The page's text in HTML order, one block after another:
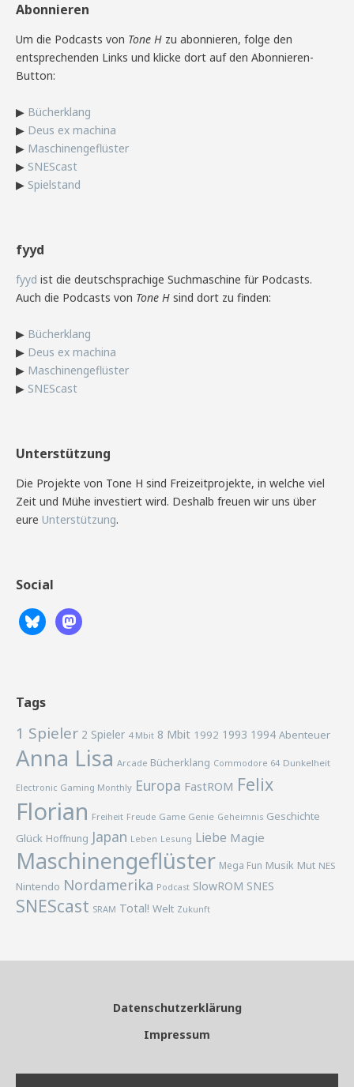
Abonnieren
Um die Podcasts von Tone H zu abonnieren, folge den
entsprechenden Links und klicke dort auf den Abonnieren-
Button:
▶ Bücherklang
▶ Deus ex machina
▶ Maschinengeflüster
▶ SNEScast
▶ Spielstand
fyyd
fyyd ist die deutschsprachige Suchmaschine für Podcasts.
Auch die Podcasts von Tone H sind dort zu finden:
▶ Bücherklang
▶ Deus ex machina
▶ Maschinengeflüster
▶ SNEScast
Unterstützung
Die Projekte von Tone H sind Freizeitprojekte, in welche viel
Zeit und Mühe investiert wird. Deshalb freuen wir uns über
eure Unterstützung.
Social
Tags
1 Spieler 2 Spieler 4 Mbit 8 Mbit 1992 1993 1994 Abenteuer
Anna Lisa Arcade Bücherklang Commodore 64 Dunkelheit
Electronic Gaming Monthly Europa FastROM Felix
Florian Freiheit Freude Game Genie Geheimnis Geschichte
Glück Hoffnung Japan Leben Lesung Liebe Magie
Maschinengeflüster Mega Fun Musik Mut NES
Nintendo Nordamerika Podcast SlowROM SNES
SNEScast SRAM Total! Welt Zukunft
Datenschutzerklärung
Impressum